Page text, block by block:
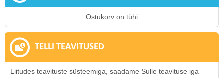
Ostukorv on tühi
TELLI TEAVITUSED
Liitudes teavituste süsteemiga, saadame Sulle teavituse iga